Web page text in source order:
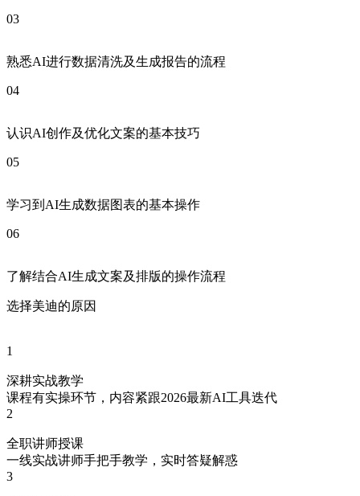
03
熟悉AI进行数据清洗及生成报告的流程
04
认识AI创作及优化文案的基本技巧
05
学习到AI生成数据图表的基本操作
06
了解结合AI生成文案及排版的操作流程
选择美迪的原因
1
深耕实战教学
课程有实操环节，内容紧跟2026最新AI工具迭代
2
全职讲师授课
一线实战讲师手把手教学，实时答疑解惑
3